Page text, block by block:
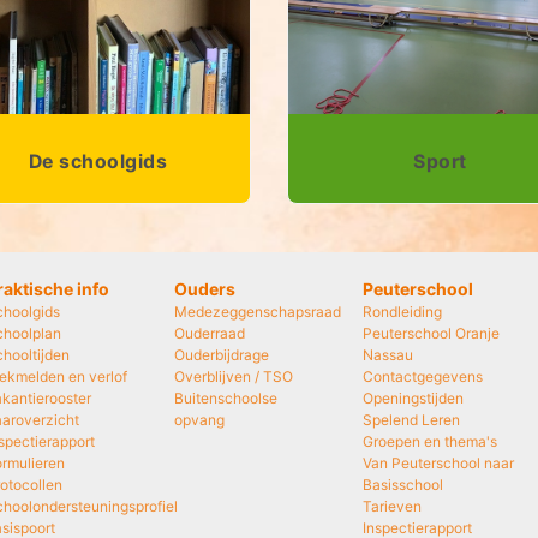
De schoolgids Sport
info
en verlof
Ouders
Medezeggenschapsraad
Ouderraad
Ouderbijdrage
Overblijven / TSO
Buitenschoolse
opvang
Peuterschool
Rondleiding
Peuterschool Oranje
Nassau
Contactgegevens
Openingstijden
Spelend Leren
Groepen en thema's
Van Peuterschool naar
Basisschool
Tarieven
Inspectierapport